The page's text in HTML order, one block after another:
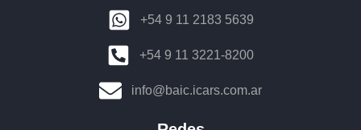
+54 9 11 2183 5639
+54 9 11 3221-8200
info@baic.icars.com.ar